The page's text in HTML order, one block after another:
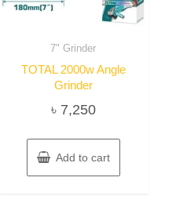
7" Grinder
TOTAL 2000w Angle
Grinder
৳ 7,250
Add to cart